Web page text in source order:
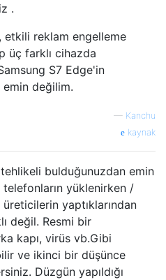
.
etkili reklam engelleme
üç farklı cihazda
S7 Edge'in
değilim.
— Kanchu
kaynak
tehlikeli bulduğunuzdan emin
yüklenirken /
yaptıklarından
değil. Resmi bir
kapı, virüs vb.Gibi
ve ikinci bir düşünce
Düzgün yapıldığı